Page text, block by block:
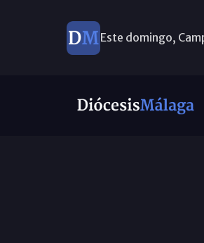
Este domingo,